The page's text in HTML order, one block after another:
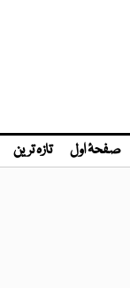
صفحۂ اول تازہ ترین